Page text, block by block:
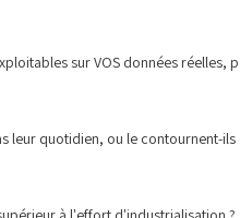
sur VOS données
leur quotidien, ou le contournent-